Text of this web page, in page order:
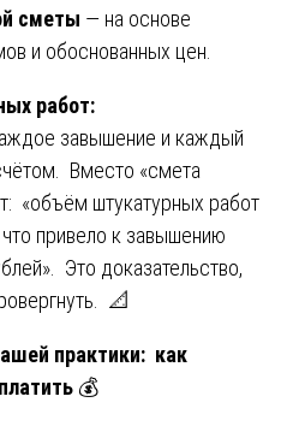
сметы — на основе
и обоснованных цен.
работ:
завышение и каждый
Вместо «смета
«объём штукатурных работ
привело к завышению
Это доказательство,
📐
практики: как
💰